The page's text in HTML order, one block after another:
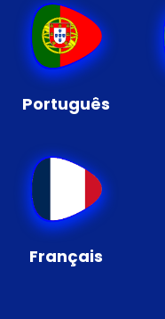
Português
Français